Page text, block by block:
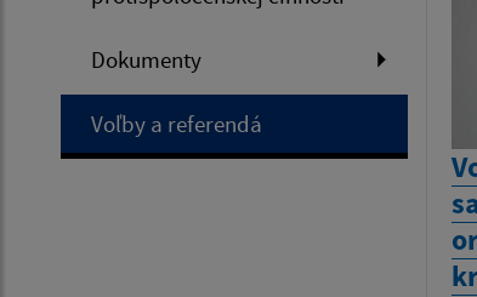
Dokumenty
Voľby a referendá